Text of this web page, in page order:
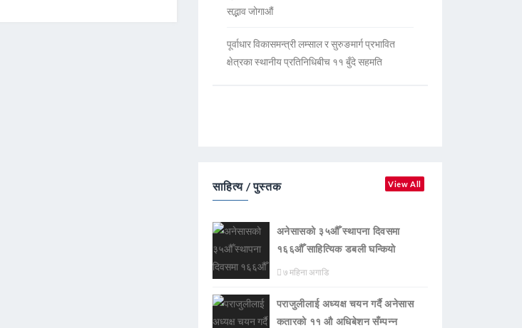
सद्भाव जोगाऔं
पूर्वाधार विकासमन्त्री लम्साल र सुरुङमार्ग प्रभावित
क्षेत्रका स्थानीय प्रतिनिधिबीच ११ बुँदे सहमति
साहित्य / पुस्तक View All
अनेसासको ३५औँ स्थापना दिवसमा
१६६औँ साहित्यिक डबली घन्कियाे
७ महिना अगाडि
पराजुलीलाई अध्यक्ष चयन गर्दै अनेसास
कतारको ११ औ अधिबेशन सँम्पन्न